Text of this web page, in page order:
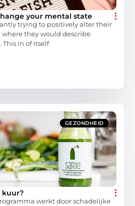
your mental state
trying to positively alter their
they would describe
This in of itself
GEZONDHEID
kuur?
werkt door schadelijke